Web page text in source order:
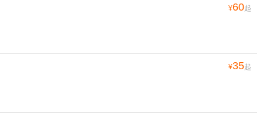
¥60起
¥35起